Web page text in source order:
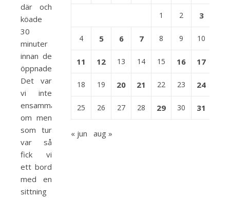
där och
köade
30
minuter
innan de
öppnade.
Det var
vi inte
ensamma
om men
som tur
var så
fick vi
ett bord
med en
sittning
1 2 3
4 5 6 7 8 9 10
11 12 13 14 15 16 17
18 19 20 21 22 23 24
25 26 27 28 29 30 31
« jun aug »